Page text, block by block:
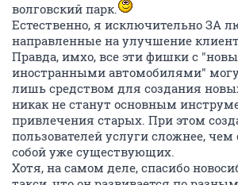
волговский парк.
Естественно, я исключительно ЗА
направленные на улучшение
Правда, имхо, все эти фишки с
иностранными автомобилями"
лишь средством для создания
никак не станут основным
привлечения старых. При этом
пользователей услуги сложнее, чем
собой уже существующих.
Хотя, на самом деле, спасибо